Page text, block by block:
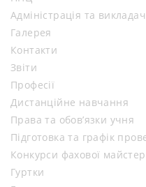
Адміністрація та
Галерея
Контакти
Звіти
Професії
Дистанційне навчання
Права та обов’язки учня
Підготовка та графік
Конкурси фахової
Гуртки